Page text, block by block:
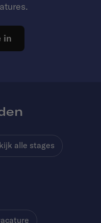
in
alle stages